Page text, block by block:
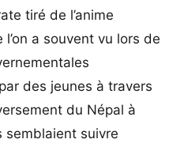
tiré de l’anime
a souvent vu lors de
des jeunes à travers
du Népal à
semblaient suivre